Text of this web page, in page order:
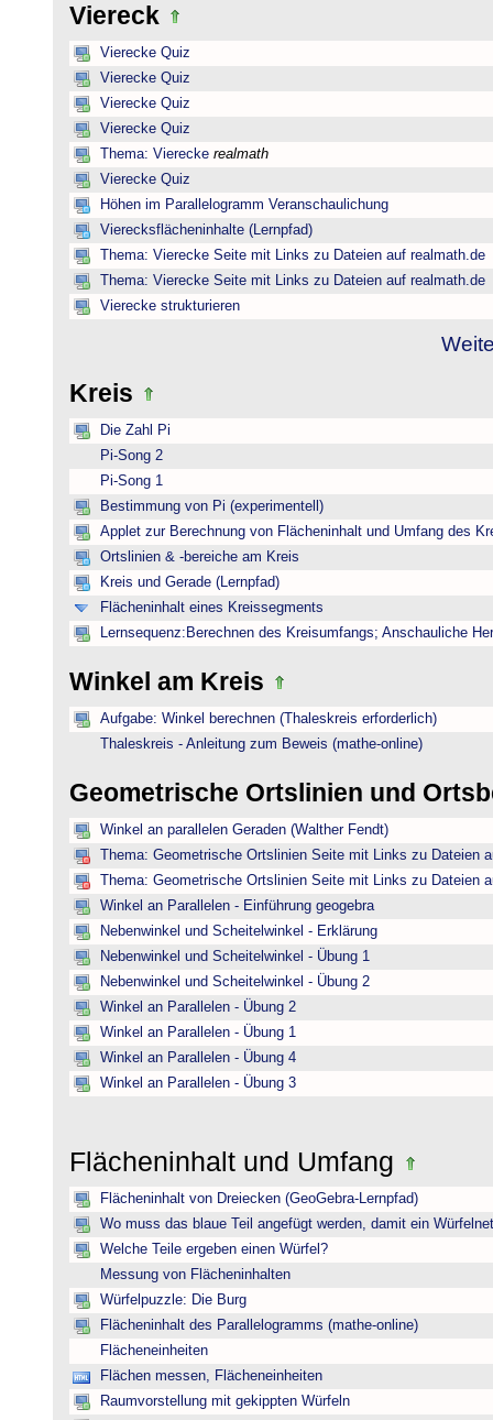
Viereck
Vierecke Quiz
Vierecke Quiz
Vierecke Quiz
Vierecke Quiz
Thema: Vierecke realmath
Vierecke Quiz
Höhen im Parallelogramm Veranschaulichung
Vierecksflächeninhalte (Lernpfad)
Thema: Vierecke Seite mit Links zu Dateien auf realmath.de
Thema: Vierecke Seite mit Links zu Dateien auf realmath.de
Vierecke strukturieren
Kreis
Die Zahl Pi
Pi-Song 2
Pi-Song 1
Bestimmung von Pi (experimentell)
Applet zur Berechnung von Flächeninhalt und Umfang des
Ortslinien & -bereiche am Kreis
Kreis und Gerade (Lernpfad)
Flächeninhalt eines Kreissegments
Lernsequenz:Berechnen des Kreisumfangs; Anschauliche
Winkel am Kreis
Aufgabe: Winkel berechnen (Thaleskreis erforderlich)
Thaleskreis - Anleitung zum Beweis (mathe-online)
Geometrische Ortslinien und
Winkel an parallelen Geraden (Walther Fendt)
Thema: Geometrische Ortslinien Seite mit Links zu Dateien
Thema: Geometrische Ortslinien Seite mit Links zu Dateien
Winkel an Parallelen - Einführung geogebra
Nebenwinkel und Scheitelwinkel - Erklärung
Nebenwinkel und Scheitelwinkel - Übung 1
Nebenwinkel und Scheitelwinkel - Übung 2
Winkel an Parallelen - Übung 2
Winkel an Parallelen - Übung 1
Winkel an Parallelen - Übung 4
Winkel an Parallelen - Übung 3
Flächeninhalt und Umfang
Flächeninhalt von Dreiecken (GeoGebra-Lernpfad)
Wo muss das blaue Teil angefügt werden, damit ein
Welche Teile ergeben einen Würfel?
Messung von Flächeninhalten
Würfelpuzzle: Die Burg
Flächeninhalt des Parallelogramms (mathe-online)
Flächeneinheiten
Flächen messen, Flächeneinheiten
Raumvorstellung mit gekippten Würfeln